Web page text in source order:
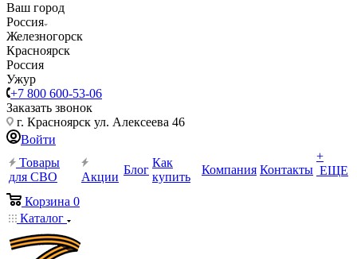
Ваш город
Россия
Железногорск
Красноярск
Россия
Ужур
+7 800 600-53-06
Заказать звонок
г. Красноярск ул. Алексеева 46
Войти
Товары
для СВО
Акции
Блог
Как
купить
Компания Контакты
+
ЕЩЕ
Корзина 0
Каталог